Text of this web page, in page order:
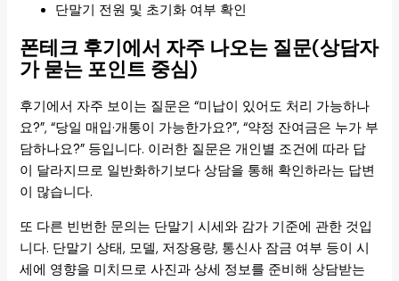
단말기 전원 및 초기화 여부 확인
폰테크 후기에서 자주 나오는 질문(상담자
가 묻는 포인트 중심)
후기에서 자주 보이는 질문은 “미납이 있어도 처리 가능하나
요?”, “당일 매입·개통이 가능한가요?”, “약정 잔여금은 누가 부
담하나요?” 등입니다. 이러한 질문은 개인별 조건에 따라 답
이 달라지므로 일반화하기보다 상담을 통해 확인하라는 답변
이 많습니다.
또 다른 빈번한 문의는 단말기 시세와 감가 기준에 관한 것입
니다. 단말기 상태, 모델, 저장용량, 통신사 잠금 여부 등이 시
세에 영향을 미치므로 사진과 상세 정보를 준비해 상담받는